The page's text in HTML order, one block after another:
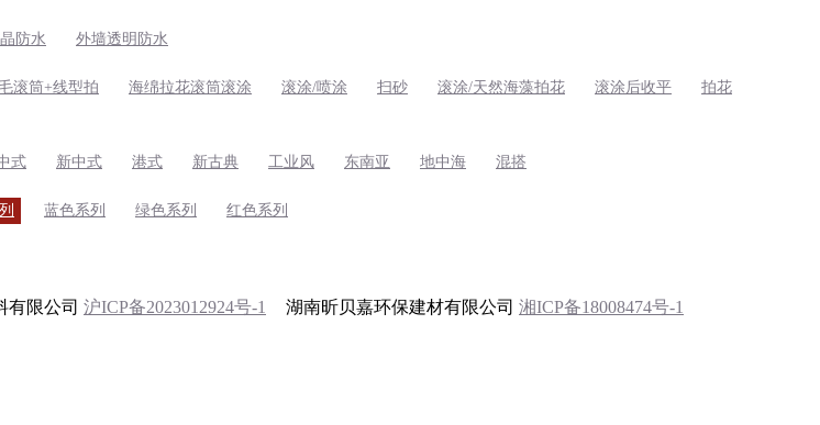
防水 外墙透明防水
滚筒+线型拍 海绵拉花滚筒滚涂 滚涂/喷涂 扫砂 滚涂/天然海藻拍花 滚涂后收平
拍花
式 新中式 港式 新古典 工业风 东南亚 地中海 混搭
蓝色系列 绿色系列 红色系列
有限公司 沪ICP备2023012924号-1 湖南昕贝嘉环保建材有限公司 湘ICP备18008474号-1